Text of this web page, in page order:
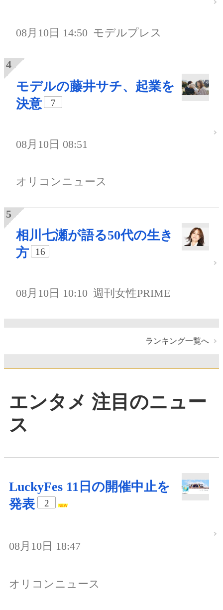
08月10日 14:50 モデルプレス
モデルの藤井サチ、起業を
決意
7
08月10日 08:51
オリコンニュース
相川七瀬が語る50代の生き
方
16
08月10日 10:10 週刊女性PRIME
ランキング一覧へ
エンタメ 注目のニュー
ス
LuckyFes 11日の開催中止を
発表
2
08月10日 18:47
オリコンニュース